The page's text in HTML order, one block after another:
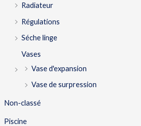
Radiateur
Régulations
Séche linge
Vases
Vase d'expansion
Vase de surpression
Non-classé
Piscine